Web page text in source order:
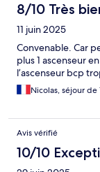
8/10 Très
11 juin 2025
Convenable. Car
plus 1 ascenseur
l’ascenseur bcp
Nicolas, séjour de
Avis vérifié
10/10